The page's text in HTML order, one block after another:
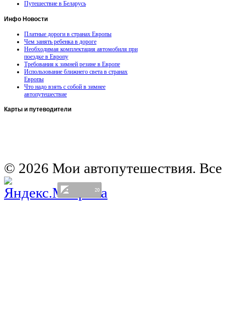
Путешествие в Беларусь
Инфо Новости
Платные дороги в странах Европы
Чем занять ребенка в дороге
Необходимая комплектация автомобиля при
поездке в Европу
Требования к зимней резине в Европе
Использование ближнего света в странах
Европы
Что надо взять с собой в зимнее
автопутешествие
Карты и путеводители
© 2026 Мои автопутешествия.